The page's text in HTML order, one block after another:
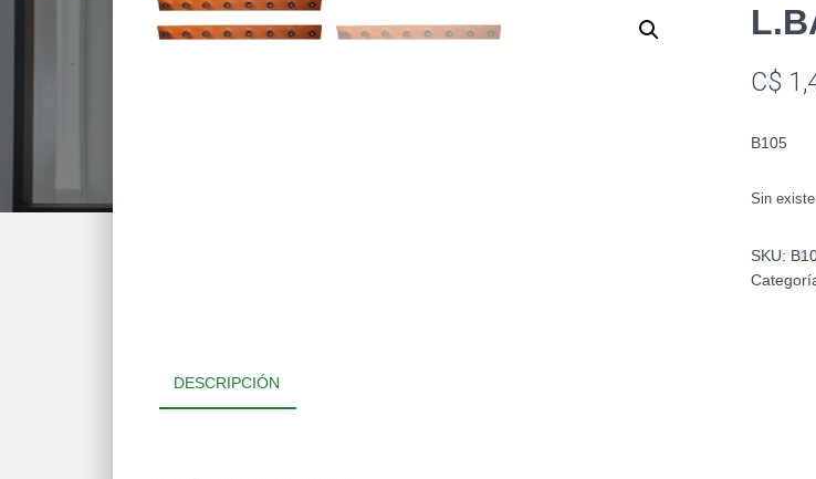
C$
B105
Sin
SKU:
DESCRIPCIÓN